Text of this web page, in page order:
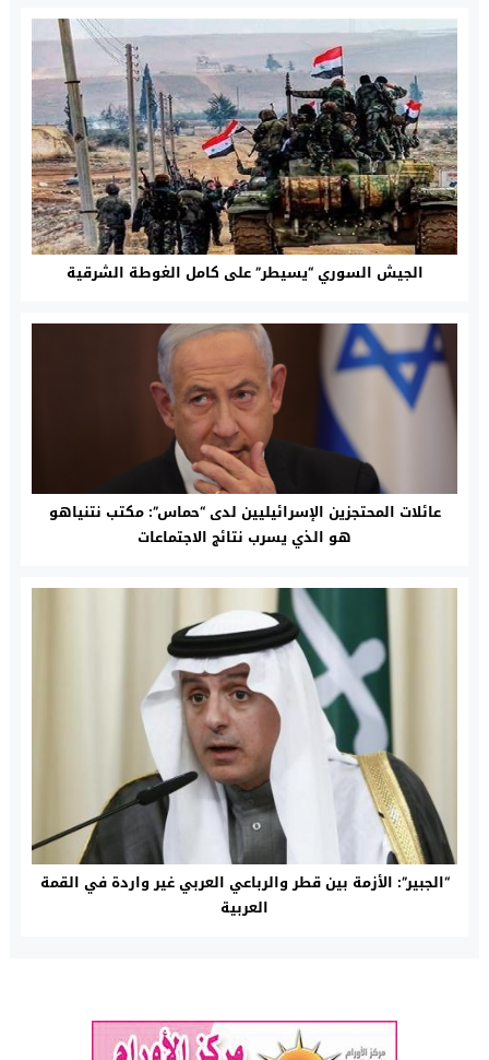
الجيش السوري “يسيطر” على كامل الغوطة الشرقية
عائلات المحتجزين الإسرائيليين لدى “حماس”: مكتب نتنياهو
هو الذي يسرب نتائج الاجتماعات
“الجبير”: الأزمة بين قطر والرباعي العربي غير واردة في القمة
العربية